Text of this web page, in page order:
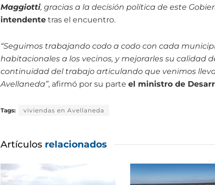
Maggiotti, gracias a la decisión política de este
intendente tras el encuentro.
“Seguimos trabajando codo a codo con cada
habitacionales a los vecinos, y mejorarles su calidad
continuidad del trabajo articulando que venimos
Avellaneda”, afirmó por su parte el ministro de
Tags: viviendas en Avellaneda
Artículos relacionados